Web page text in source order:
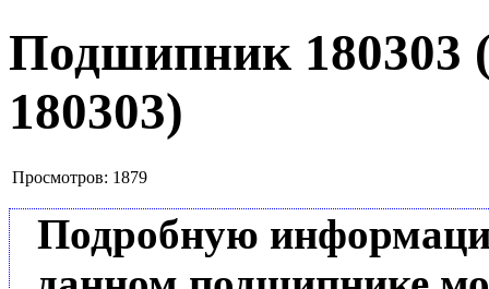
Подшипник 180303
180303)
Просмотров: 1879
Подробную